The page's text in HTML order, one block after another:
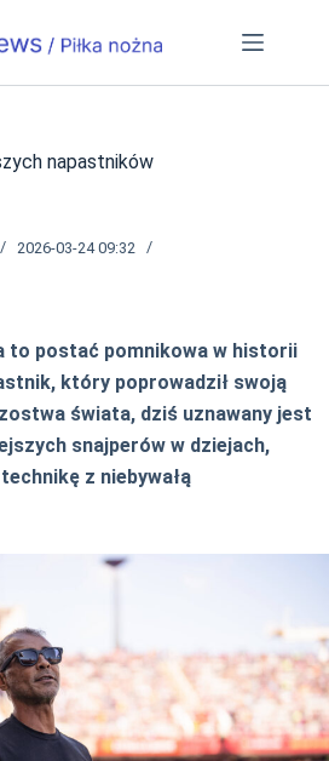
napastników
2026-03-24 09:32
to postać pomnikowa w historii
który poprowadził swoją
świata, dziś uznawany jest
snajperów w dziejach,
z niebywałą